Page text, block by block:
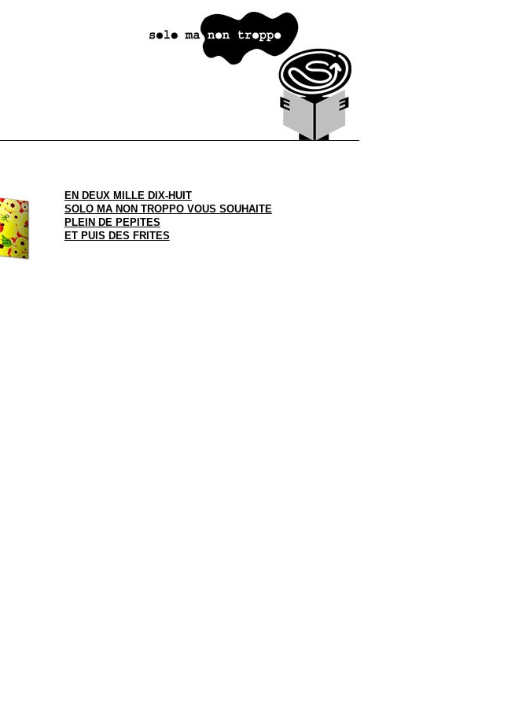
EN DEUX MILLE DIX-HUIT
SOLO MA NON TROPPO VOUS SOUHAITE
PLEIN DE PEPITES
ET PUIS DES FRITES